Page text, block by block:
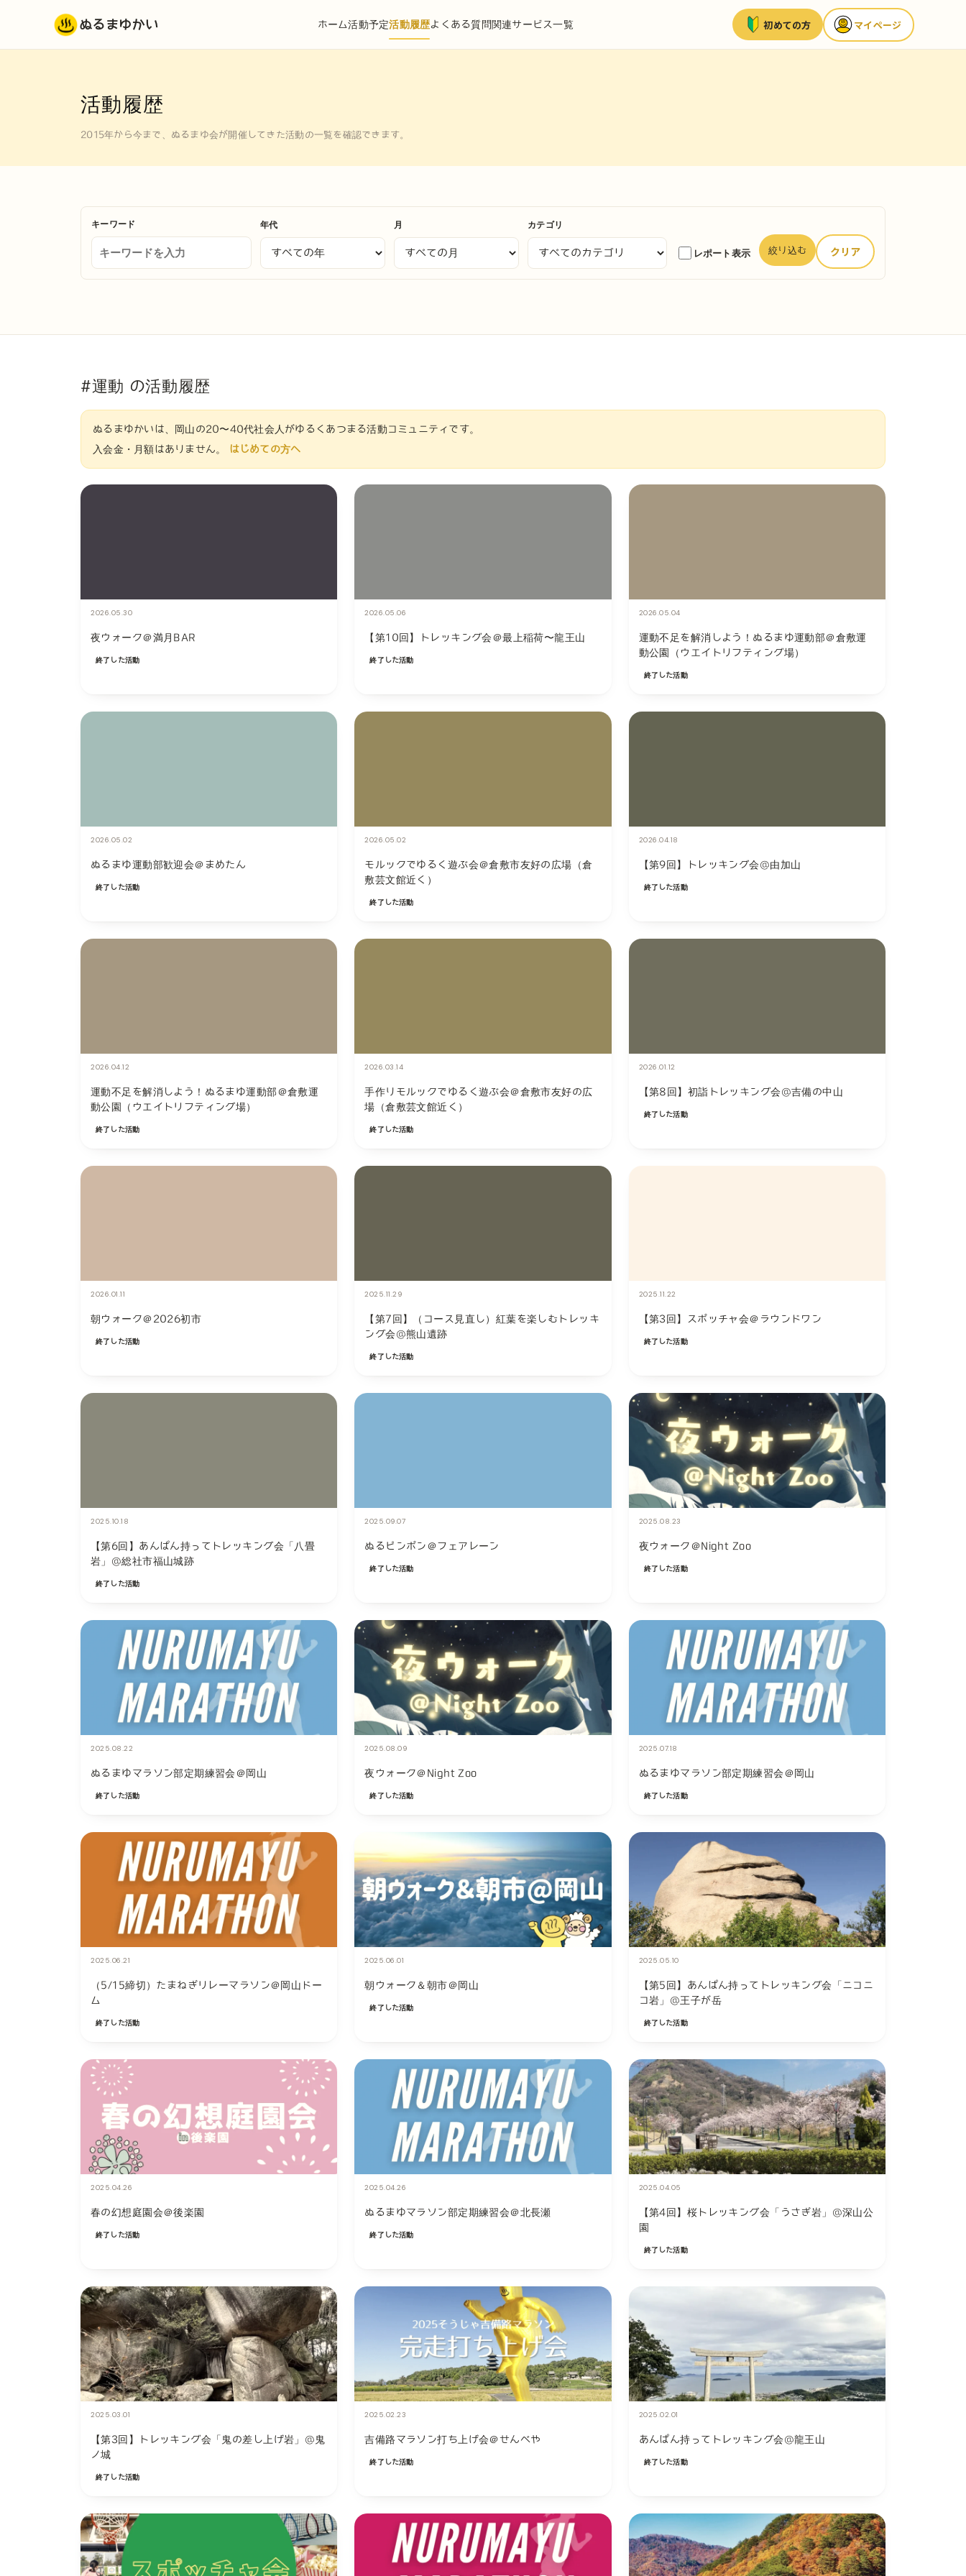
ぬるまゆかい ホーム活動予定活動履歴よくある質問 関連サービス一覧 初めての方 マイページ
活動履歴
2015年から今まで、ぬるまゆ会が開催してきた活動の一覧を確認できます。
キーワード 年代 月 カテゴリ
レポート表示 絞り込む クリア
#運動 の活動履歴
ぬるまゆかいは、岡山の20〜40代社会人がゆるくあつまる活動コミュニティです。
入会金・月額はありません。 はじめての方へ
2026.05.30
夜ウォーク＠満月BAR
終了した活動
2026.05.06
【第10回】トレッキング会＠最上稲荷〜龍王山
終了した活動
2026.05.04
運動不足を解消しよう！ぬるまゆ運動部＠倉敷運
動公園（ウエイトリフティング場）
終了した活動
2026.05.02
ぬるまゆ運動部歓迎会＠まめたん
終了した活動
2026.05.02
モルックでゆるく遊ぶ会＠倉敷市友好の広場（倉
敷芸文館近く）
終了した活動
2026.04.18
【第9回】トレッキング会@由加山
終了した活動
2026.04.12
運動不足を解消しよう！ぬるまゆ運動部＠倉敷運
動公園（ウエイトリフティング場）
終了した活動
2026.03.14
手作りモルックでゆるく遊ぶ会＠倉敷市友好の広
場（倉敷芸文館近く）
終了した活動
2026.01.12
【第8回】初詣トレッキング会@吉備の中山
終了した活動
2026.01.11
朝ウォーク＠2026初市
終了した活動
2025.11.29
【第7回】（コース見直し）紅葉を楽しむトレッキ
ング会@熊山遺跡
終了した活動
2025.11.22
【第3回】スポッチャ会＠ラウンドワン
終了した活動
2025.10.18
【第6回】あんぱん持ってトレッキング会「八畳
岩」@総社市福山城跡
終了した活動
2025.09.07
ぬるピンポン＠フェアレーン
終了した活動
2025.08.23
夜ウォーク＠Night Zoo
終了した活動
2025.08.22
ぬるまゆマラソン部定期練習会＠岡山
終了した活動
2025.08.09
夜ウォーク＠Night Zoo
終了した活動
2025.07.18
ぬるまゆマラソン部定期練習会＠岡山
終了した活動
2025.06.21
（5/15締切）たまねぎリレーマラソン＠岡山ドー
ム
終了した活動
2025.06.01
朝ウォーク＆朝市＠岡山
終了した活動
2025.05.10
【第5回】あんぱん持ってトレッキング会「ニコニ
コ岩」@王子が岳
終了した活動
2025.04.26
春の幻想庭園会＠後楽園
終了した活動
2025.04.26
ぬるまゆマラソン部定期練習会＠北長瀬
終了した活動
2025.04.05
【第4回】桜トレッキング会「うさぎ岩」@深山公
園
終了した活動
2025.03.01
【第3回】トレッキング会「鬼の差し上げ岩」@鬼
ノ城
終了した活動
2025.02.23
吉備路マラソン打ち上げ会＠せんべや
終了した活動
2025.02.01
あんぱん持ってトレッキング会@龍王山
終了した活動